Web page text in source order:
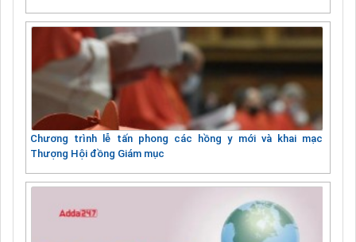
Chương trình lễ tấn phong các hồng y mới và khai mạc
Thượng Hội đồng Giám mục